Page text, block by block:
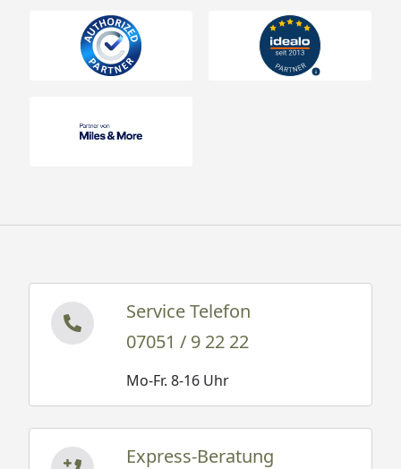
Service Telefon
07051 / 9 22 22
Mo-Fr. 8-16 Uhr
Express-Beratung